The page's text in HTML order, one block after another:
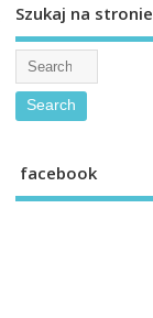
Szukaj na stronie
facebook